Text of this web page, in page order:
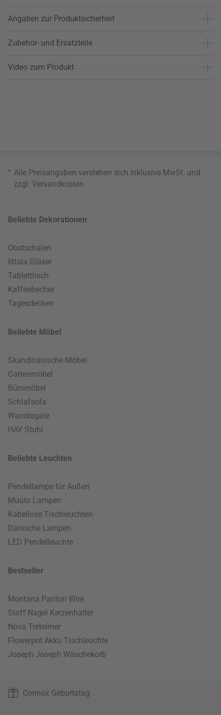
Angaben zur Produktsicherheit
Zubehör- und Ersatzteile
Video zum Produkt
* Alle Preisangaben verstehen sich inklusive MwSt. und
zzgl. Versandkosten
Beliebte Dekorationen
Obstschalen
Iittala Gläser
Tabletttisch
Kaffeebecher
Tagesdecken
Beliebte Möbel
Skandinavische Möbel
Gartenmöbel
Büromöbel
Schlafsofa
Wandregale
HAY Stuhl
Beliebte Leuchten
Pendellampe für Außen
Muuto Lampen
Kabellose Tischleuchten
Dänische Lampen
LED Pendelleuchte
Bestseller
Montana Panton Wire
Stoff Nagel Kerzenhalter
Nova Treteimer
Flowerpot Akku Tischleuchte
Joseph Joseph Wäschekorb
Connox Geburtstag